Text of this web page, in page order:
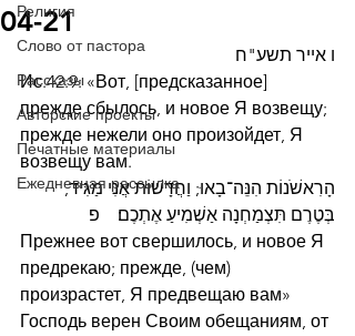
Религия
Слово от пастора
Рассказы
Авторские проекты
Печатные материалы
Ежедневная рассылка
04-21
ו אייר תשע"ח
Ис.42:9: «Вот, [предсказанное]
прежде сбылось, и новое Я возвещу;
прежде нежели оно произойдет, Я
возвещу вам.
הָרִאשֹׁנוֹת הִנֵּה־בָאוּ; וַחֲדָשׁוֹת אֲנִי מַגִּיד,
בְּטֶרֶם תִּצְמַחְנָה אַשְׁמִיעַ אֶתְכֶם׃    פ
Прежнее вот свершилось, и новое Я
предрекаю; прежде, (чем)
произрастет, Я предвещаю вам»
Господь верен Своим обещаниям, от